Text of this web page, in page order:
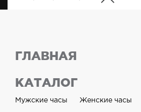
ГЛАВНАЯ
КАТАЛОГ
Мужские часы Женские часы